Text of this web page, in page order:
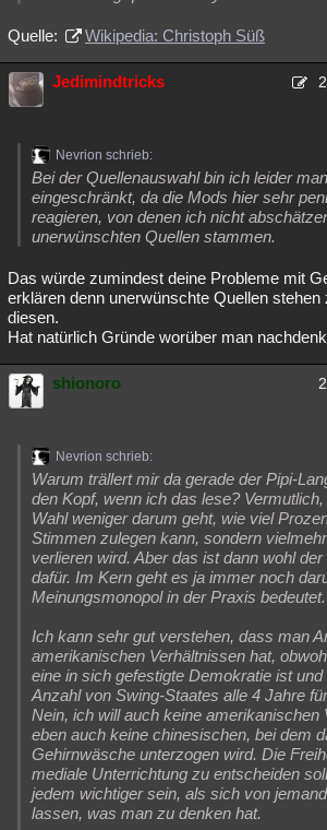
Quelle: Wikipedia: Christoph Süß
Jedimindtricks
Nevrion schrieb:
Bei der Quellenauswahl bin ich leider
eingeschränkt, da die Mods hier sehr
reagieren, von denen ich nicht
unerwünschten Quellen stammen.
Das würde zumindest deine Probleme mit
erklären denn unerwünschte Quellen
diesen.
Hat natürlich Gründe worüber man
shionoro
Nevrion schrieb:
Warum trällert mir da gerade der Pipi-
den Kopf, wenn ich das lese?
Wahl weniger darum geht, wie viel
Stimmen zulegen kann, sondern
verlieren wird. Aber das ist dann wohl
dafür. Im Kern geht es ja immer noch
Meinungsmonopol in der Praxis bedeutet.
Ich kann sehr gut verstehen, dass man
amerikanischen Verhältnissen hat,
eine in sich gefestigte Demokratie ist
Anzahl von Swing-Staates alle 4 Jahre
Nein, ich will auch keine amerikanischen
eben auch keine chinesischen, bei dem
Gehirnwäsche unterzogen wird. Die
mediale Unterrichtung zu entscheiden
jedem wichtiger sein, als sich von
lassen, was man zu denken hat.